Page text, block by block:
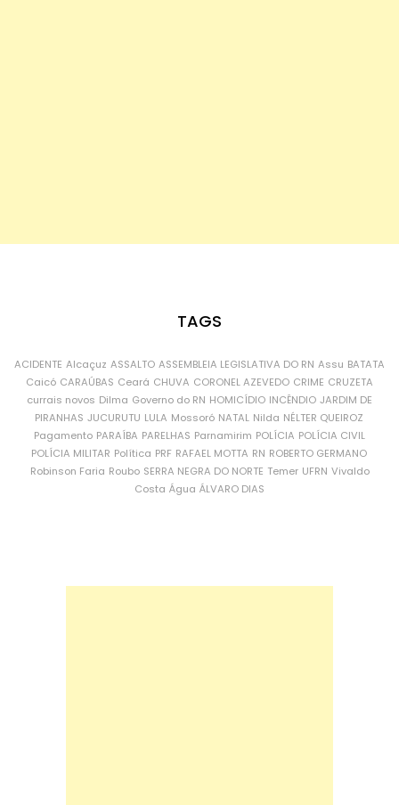
TAGS
ACIDENTE Alcaçuz ASSALTO ASSEMBLEIA LEGISLATIVA DO RN Assu BATATA
Caicó CARAÚBAS Ceará CHUVA CORONEL AZEVEDO CRIME CRUZETA
currais novos Dilma Governo do RN HOMICÍDIO INCÊNDIO JARDIM DE
PIRANHAS JUCURUTU LULA Mossoró NATAL Nilda NÉLTER QUEIROZ
Pagamento PARAÍBA PARELHAS Parnamirim POLÍCIA POLÍCIA CIVIL
POLÍCIA MILITAR Política PRF RAFAEL MOTTA RN ROBERTO GERMANO
Robinson Faria Roubo SERRA NEGRA DO NORTE Temer UFRN Vivaldo
Costa Água ÁLVARO DIAS